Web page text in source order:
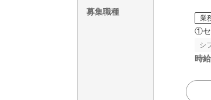
募集職種
業
①セ
シ
時給